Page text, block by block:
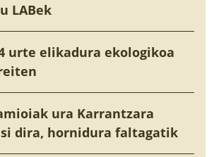
LABek
urte elikadura ekologikoa
ura Karrantzara
dira, hornidura faltagatik